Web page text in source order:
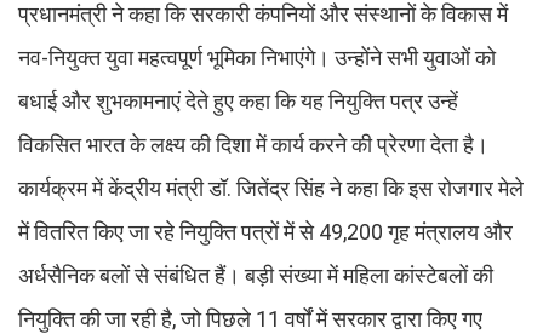
प्रधानमंत्री ने कहा कि सरकारी कंपनियों और संस्थानों के विकास में
नव-नियुक्त युवा महत्वपूर्ण भूमिका निभाएंगे। उन्होंने सभी युवाओं को
बधाई और शुभकामनाएं देते हुए कहा कि यह नियुक्ति पत्र उन्हें
विकसित भारत के लक्ष्य की दिशा में कार्य करने की प्रेरणा देता है।
कार्यक्रम में केंद्रीय मंत्री डॉ. जितेंद्र सिंह ने कहा कि इस रोजगार मेले
में वितरित किए जा रहे नियुक्ति पत्रों में से 49,200 गृह मंत्रालय और
अर्धसैनिक बलों से संबंधित हैं। बड़ी संख्या में महिला कांस्टेबलों की
नियुक्ति की जा रही है, जो पिछले 11 वर्षों में सरकार द्वारा किए गए